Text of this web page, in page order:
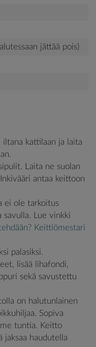
jättää pois)
kattilaan ja laita
Laita ne suolan
antaa keittoon
ei ole tarkoitus
savulla. Lue vinkki
Keittiömestari
palasiksi.
lisää lihafondi,
sekä savustettu
on halutunlainen
Sopiva
tuntia. Keitto
jaksaa haudutella